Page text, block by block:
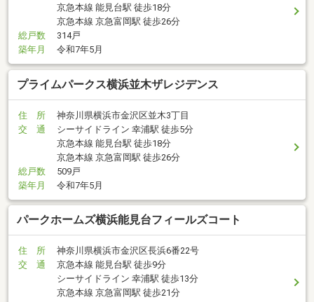
京急本線 能見台駅 徒歩18分
京急本線 京急富岡駅 徒歩26分
総戸数
314戸
築年月
令和7年5月
プライムパークス横浜並木ザレジデンス
住 所
神奈川県横浜市金沢区並木3丁目
交 通
シーサイドライン 幸浦駅 徒歩5分
京急本線 能見台駅 徒歩18分
京急本線 京急富岡駅 徒歩26分
総戸数
509戸
築年月
令和7年5月
パークホームズ横浜能見台フィールズコート
住 所
神奈川県横浜市金沢区長浜6番22号
交 通
京急本線 能見台駅 徒歩9分
シーサイドライン 幸浦駅 徒歩13分
京急本線 京急富岡駅 徒歩21分